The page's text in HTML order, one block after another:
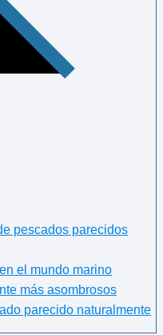
pescados parecidos
el mundo marino
más asombrosos
parecido naturalmente